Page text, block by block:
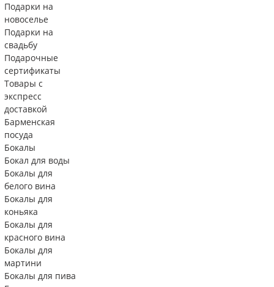
Подарки на
новоселье
Подарки на
свадьбу
Подарочные
сертификаты
Товары с
экспресс
доставкой
Барменская
посуда
Бокалы
Бокал для воды
Бокалы для
белого вина
Бокалы для
коньяка
Бокалы для
красного вина
Бокалы для
мартини
Бокалы для пива